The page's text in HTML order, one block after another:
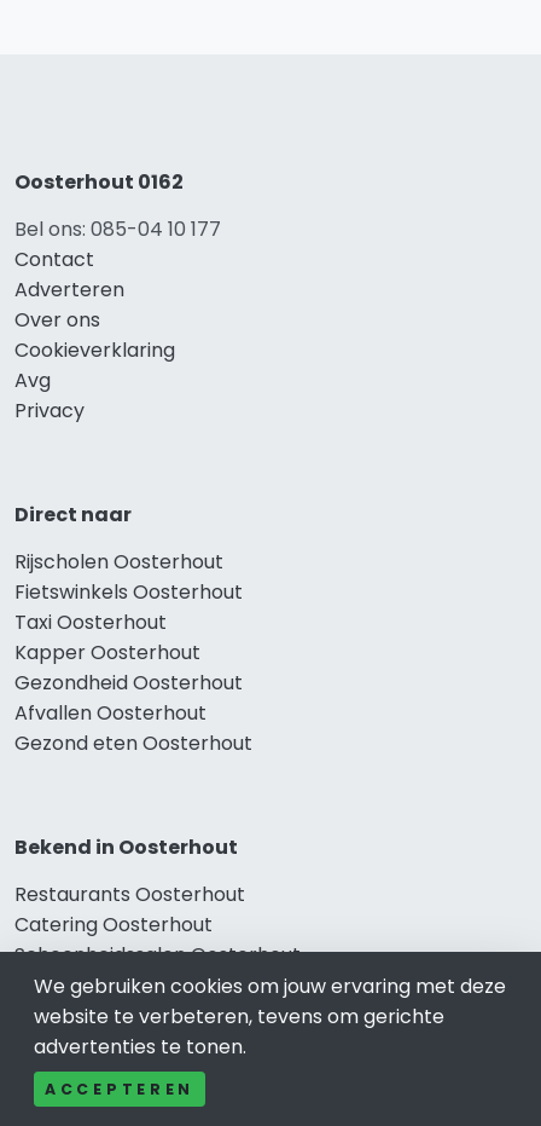
Oosterhout 0162
Bel ons: 085-04 10 177
Contact
Adverteren
Over ons
Cookieverklaring
Avg
Privacy
Direct naar
Rijscholen Oosterhout
Fietswinkels Oosterhout
Taxi Oosterhout
Kapper Oosterhout
Gezondheid Oosterhout
Afvallen Oosterhout
Gezond eten Oosterhout
Bekend in Oosterhout
Restaurants Oosterhout
Catering Oosterhout
Schoonheidssalon Oosterhout
Tandartspraktijken Oosterhout
Loodgieters Oosterhout
Stukadoorsbedrijf Oosterhout
Verhuisbedrijf Oosterhout
We gebruiken cookies om jouw ervaring met deze
website te verbeteren, tevens om gerichte
advertenties te tonen.
ACCEPTEREN